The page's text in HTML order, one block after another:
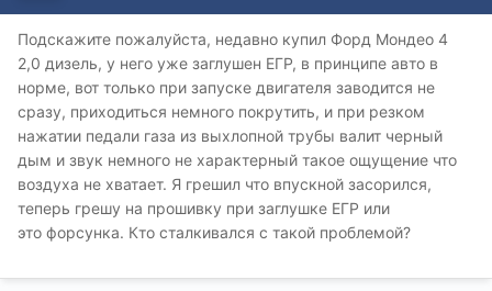
Подскажите пожалуйста, недавно купил Форд Мондео 4
2,0 дизель, у него уже заглушен ЕГР, в принципе авто в
норме, вот только при запуске двигателя заводится не
сразу, приходиться немного покрутить, и при резком
нажатии педали газа из выхлопной трубы валит черный
дым и звук немного не характерный такое ощущение что
воздуха не хватает. Я грешил что впускной засорился,
теперь грешу на прошивку при заглушке ЕГР или
это форсунка. Кто сталкивался с такой проблемой?